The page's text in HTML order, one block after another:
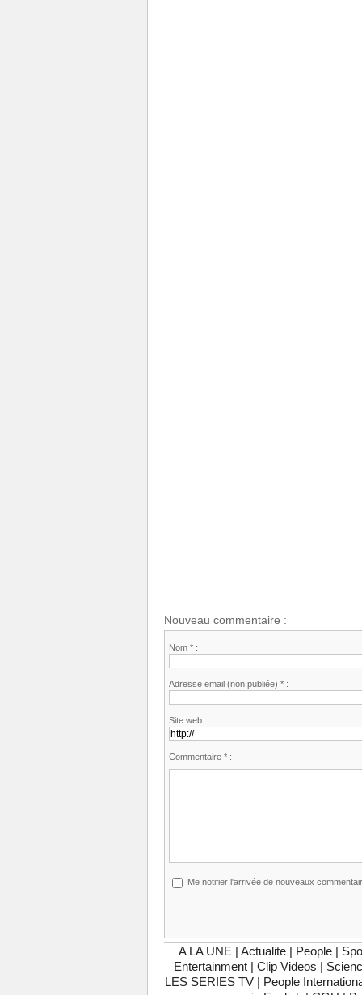
Nouveau commentaire :
Nom * :
Adresse email (non publiée) * :
Site web :
Commentaire * :
Me notifier l'arrivée de nouveaux
A LA UNE Actualite People
Entertainment
Clip Videos
LES SERIES TV
People